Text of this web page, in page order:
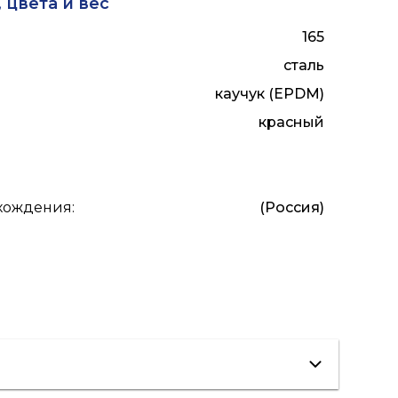
165
сталь
каучук (EPDM)
красный
: (Россия)